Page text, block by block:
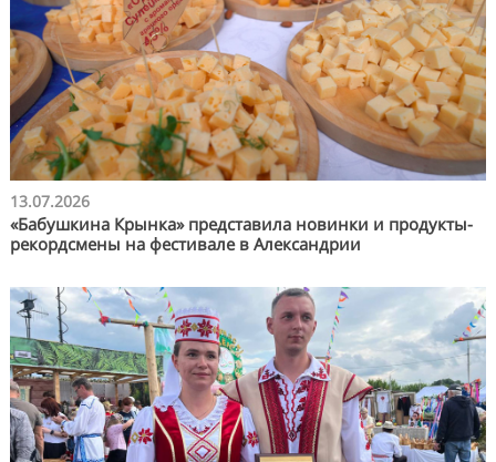
13.07.2026
«Бабушкина Крынка» представила новинки и продукты-
рекордсмены на фестивале в Александрии